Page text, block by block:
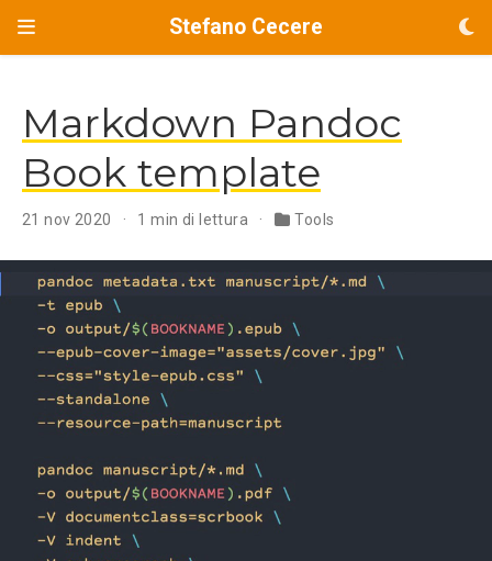
Stefano Cecere
Markdown Pandoc
Book template
21 nov 2020 1 min di lettura Tools